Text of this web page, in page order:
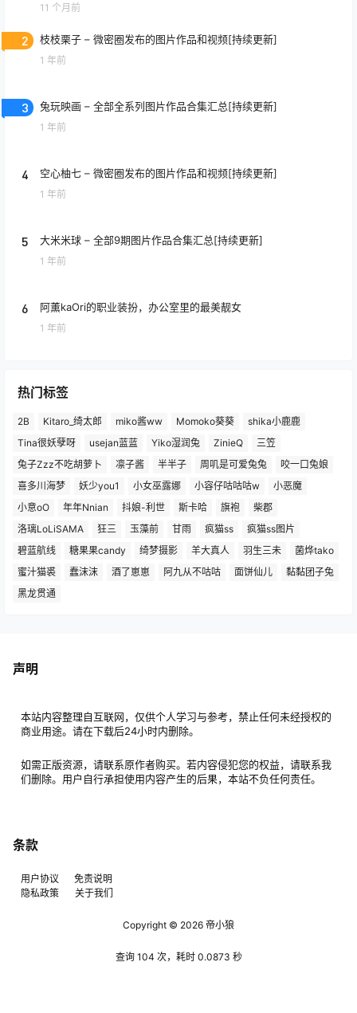
11 个月前
2 枝枝栗子 – 微密圈发布的图片作品和视频[持续更新]
1 年前
3 兔玩映画 – 全部全系列图片作品合集汇总[持续更新]
1 年前
4 空心柚七 – 微密圈发布的图片作品和视频[持续更新]
1 年前
5 大米米球 – 全部9期图片作品合集汇总[持续更新]
1 年前
6 阿薰kaOri的职业装扮，办公室里的最美靓女
1 年前
热门标签
2B Kitaro_绮太郎 miko酱ww Momoko葵葵
shika小鹿鹿
Tina很妖孽呀
usejan蓝蓝 Yiko湿润兔 ZinieQ
三笠
兔子Zzz不吃胡萝卜
凛子酱 半半子 周叽是可爱兔兔
咬一口兔娘
喜多川海梦
妖少you1 小女巫露娜 小容仔咕咕咕w
小恶魔
小意oO
年年Nnian 抖娘-利世 斯卡哈 旗袍
柴郡
洛璃LoLiSAMA
狂三 玉藻前 甘雨 疯猫ss
疯猫ss图片
碧蓝航线
糖果果candy 绮梦摄影 羊大真人 羽生三未
菌烨tako
蜜汁猫裘
蠢沫沫 酒了崽崽 阿九从不咕咕 面饼仙儿
黏黏团子兔
黑龙贯通
声明
本站内容整理自互联网，仅供个人学习与参考，禁止任何未经授权的
商业用途。请在下载后24小时内删除。
如需正版资源，请联系原作者购买。若内容侵犯您的权益，请联系我
们删除。用户自行承担使用内容产生的后果，本站不负任何责任。
条款
用户协议
免责说明
隐私政策
关于我们
Copyright © 2026 帝小狼
查询 104 次，耗时 0.0873 秒